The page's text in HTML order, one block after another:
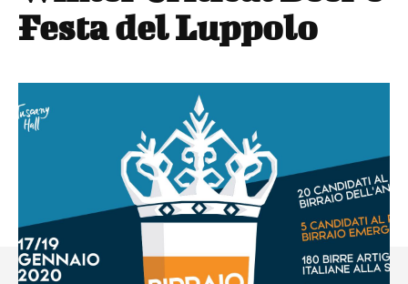
Festa del Luppolo